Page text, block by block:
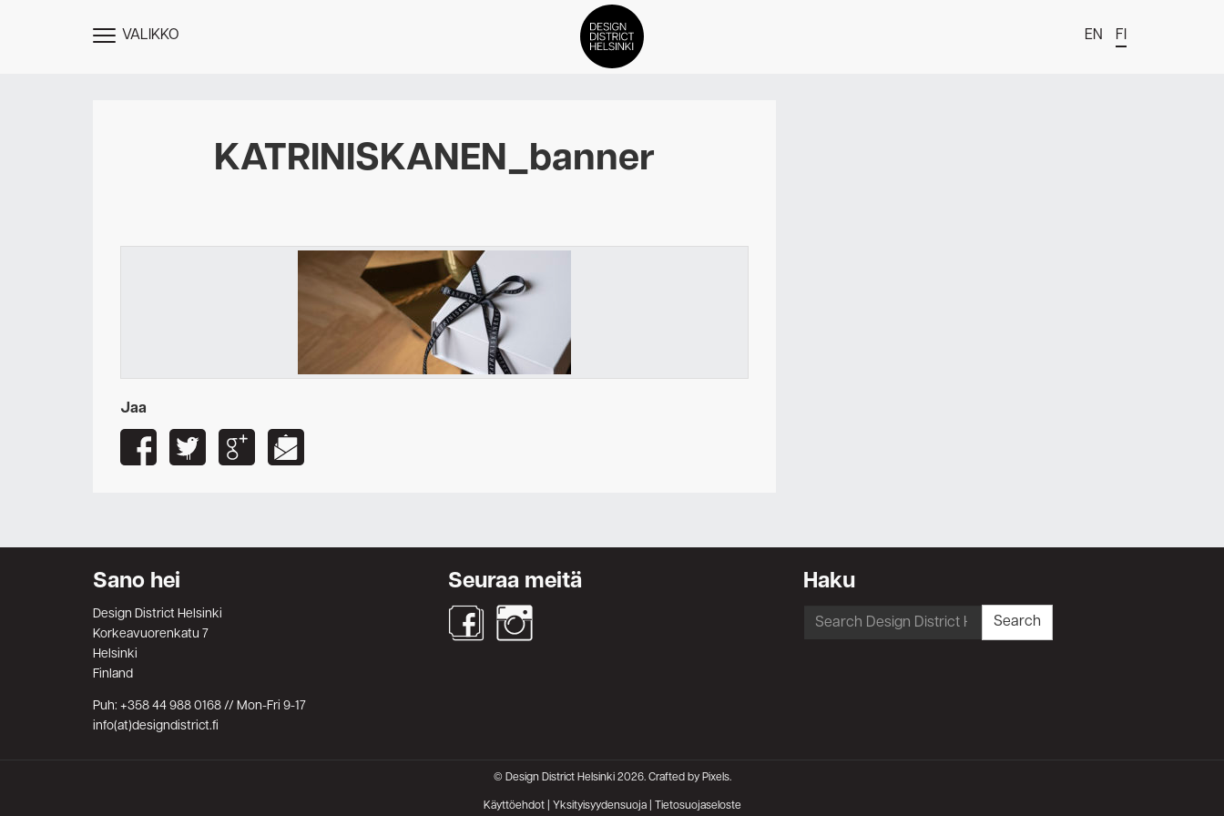
NÄYTÄVALIKKO EN FI
Jäsenet
Uutiset
Meistä
KATRINISKANEN_banner
Jaa
Sano hei
Design District Helsinki
Korkeavuorenkatu 7
Helsinki
Finland
Puh: +358 44 988 0168 // Mon-Fri 9-17
info(at)designdistrict.fi
Seuraa meitä Haku
Search
Search
© Design District Helsinki 2026. Crafted byPixels.
Käyttöehdot| Yksityisyydensuoja| Tietosuojaseloste